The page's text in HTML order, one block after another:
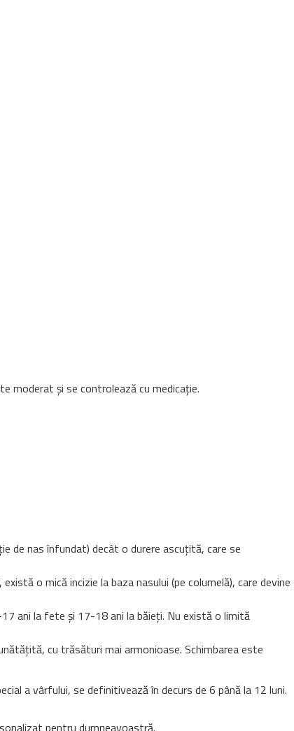
moderat și se controlează cu medicație.
de nas înfundat) decât o durere ascuțită, care se
, există o mică incizie la baza nasului (pe columelă), care devine
ani la fete și 17-18 ani la băieți. Nu există o limită
cu trăsături mai armonioase. Schimbarea este
a vârfului, se definitivează în decurs de 6 până la 12 luni.
pentru dumneavoastră.